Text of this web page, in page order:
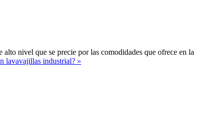
nivel que se precie por las comodidades que ofrece en la
lavavajillas industrial? »